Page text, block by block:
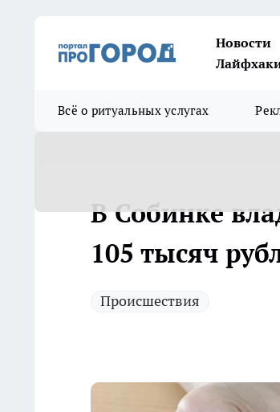
Новости
Всё о ритуальных услугах
В Собинке
105 тысяч
Происшествия